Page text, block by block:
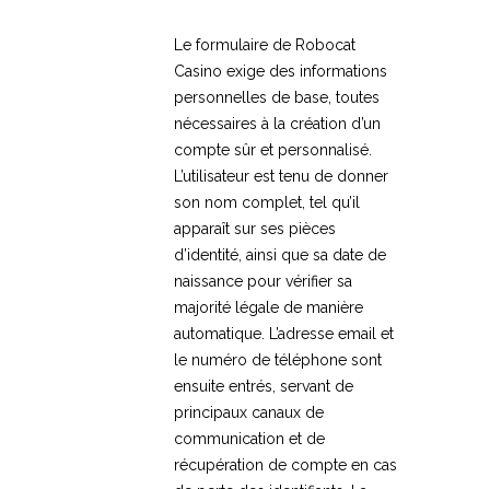
Le formulaire de Robocat
Casino exige des informations
personnelles de base, toutes
nécessaires à la création d’un
compte sûr et personnalisé.
L’utilisateur est tenu de donner
son nom complet, tel qu’il
apparaît sur ses pièces
d’identité, ainsi que sa date de
naissance pour vérifier sa
majorité légale de manière
automatique. L’adresse email et
le numéro de téléphone sont
ensuite entrés, servant de
principaux canaux de
communication et de
récupération de compte en cas